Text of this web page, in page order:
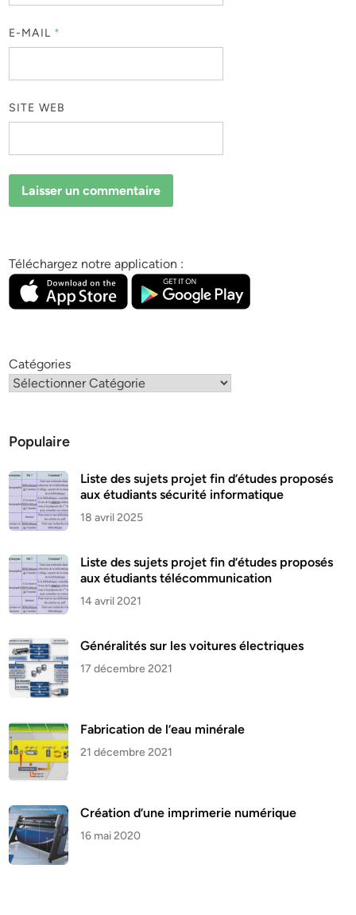
E-MAIL *
SITE WEB
Téléchargez notre application :
Catégories
Populaire
Liste des sujets projet fin d’études proposés
aux étudiants sécurité informatique
18 avril 2025
Liste des sujets projet fin d’études proposés
aux étudiants télécommunication
14 avril 2021
Généralités sur les voitures électriques
17 décembre 2021
Fabrication de l’eau minérale
21 décembre 2021
Création d’une imprimerie numérique
16 mai 2020